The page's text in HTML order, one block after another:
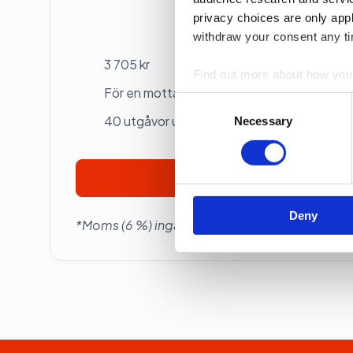
privacy choices are only
withdraw your consent any
Find out more about how
information about your use
other information that
Consent
Necessary
Deny
Betalas årsvis
3 705 kr
För en mottagare
40 utgåvor under ett år
*Moms (6 %) ingår i alla priser.